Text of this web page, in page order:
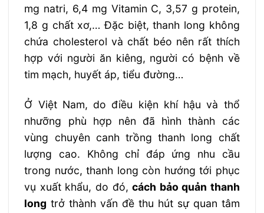
mg natri, 6,4 mg Vitamin C, 3,57 g protein,
1,8 g chất xơ,… Đặc biệt, thanh long không
chứa cholesterol và chất béo nên rất thích
hợp với người ăn kiêng, người có bệnh về
tim mạch, huyết áp, tiểu đường…
Ở Việt Nam, do điều kiện khí hậu và thổ
nhưỡng phù hợp nên đã hình thành các
vùng chuyên canh trồng thanh long chất
lượng cao. Không chỉ đáp ứng nhu cầu
trong nước, thanh long còn hướng tới phục
vụ xuất khẩu, do đó,cách bảo quản thanh
long trở thành vấn đề thu hút sự quan tâm